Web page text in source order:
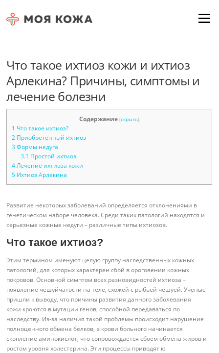
Menu
Что такое ихтиоз кожи и ихтиоз
Арлекина? Причины, симптомы и
лечение болезни
Содержание [скрыть]
1 Что такое ихтиоз?
2 Приобретенный ихтиоз
3 Формы недуга
3.1 Простой ихтиоз
4 Лечение ихтиоза кожи
5 Ихтиоз Арлекина
Развитие некоторых заболеваний определяется отклонениями в
генетическом наборе человека. Среди таких патологий находятся и
серьезные кожные недуги – различные типы ихтиозов.
Что такое ихтиоз?
Этим термином именуют целую группу наследственных кожных
патологий, для которых характерен сбой в ороговении кожных
покровов. Основной симптом всех разновидностей ихтиоза –
появление чешуйчатости на теле, схожей с рыбьей чешуей. Ученые
пришли к выводу, что причины развития данного заболевания
кожи кроются в мутации генов, способной передаваться по
наследству. Из-за наличия такой проблемы происходит нарушение
полноценного обмена белков, в крови больного начинается
скопление аминокислот, что сопровождается сбоем обмена жиров и
ростом уровня холестерина. Эти процессы приводят к:
Для любых предложений по